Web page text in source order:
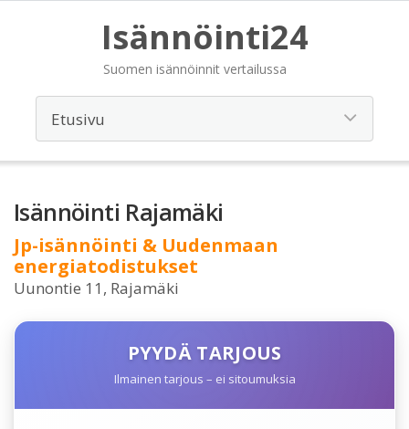
Isännöinti24
Suomen isännöinnit vertailussa
Isännöinti Rajamäki
Jp-isännöinti & Uudenmaan
energiatodistukset
Uunontie 11, Rajamäki
PYYDÄ TARJOUS
Ilmainen tarjous – ei sitoumuksia